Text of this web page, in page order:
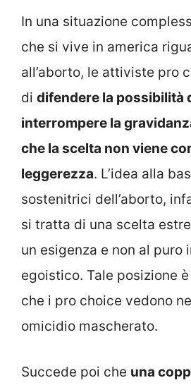
In una situazione
che si vive in america
all’aborto, le attiviste pro
di difendere la possibilità
interrompere la
che la scelta non viene
leggerezza. L’idea alla
sostenitrici dell’aborto,
si tratta di una scelta
un esigenza e non al puro
egoistico. Tale posizione
che i pro choice vedono
omicidio mascherato.
Succede poi che una